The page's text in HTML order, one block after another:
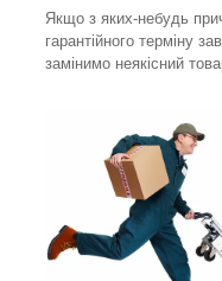
Якщо з яких-небудь
гарантійного терміну
замінимо неякісний